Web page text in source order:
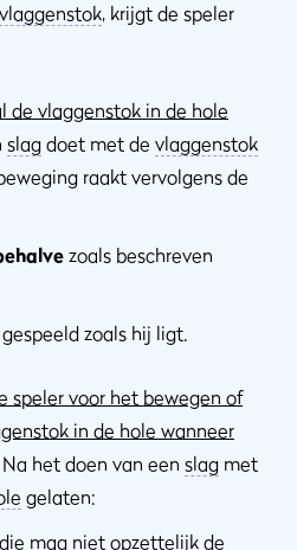
vlaggenstok, krijgt de speler
de vlaggenstok in de hole
slag doet met de vlaggenstok
raakt vervolgens de
zoals beschreven
zoals hij ligt.
speler voor het bewegen of
in de hole wanneer
Na het doen van een slag met
gelaten:
mag niet opzettelijk de